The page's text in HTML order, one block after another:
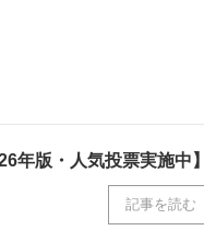
年版・人気投票実施中】
記事を読む